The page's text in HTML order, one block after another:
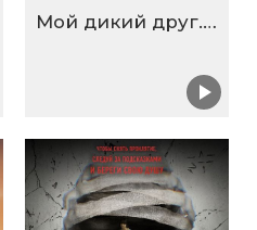
Мой дикий друг. Возвращение домой